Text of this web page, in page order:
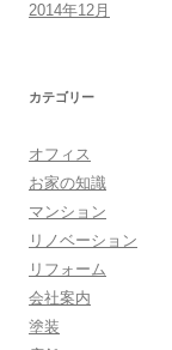
2014年12月
カテゴリー
オフィス
お家の知識
マンション
リノベーション
リフォーム
会社案内
塗装